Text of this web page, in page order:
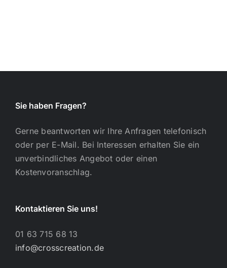
Sie haben Fragen?
Gerne beantworten wir Ihre Anfragen telefonisch
oder per E-Mail. Bei Interessen erhalten Sie ein
unverbindliches Angebot oder einen
Kostenvoranschlag.
Kontaktieren Sie uns!
01 63 715 68 13
info@crosscreation.de